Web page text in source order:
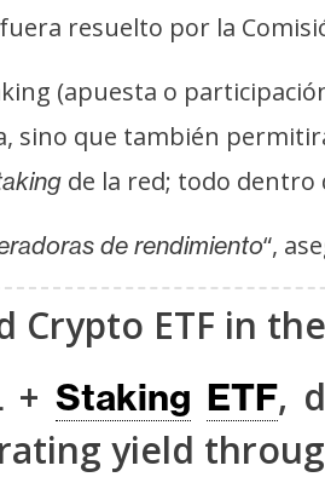
resuelto por la
(apuesta o
sino que también
de la red; todo
de rendimiento“,
Crypto ETF in
+ Staking ETF,
yield